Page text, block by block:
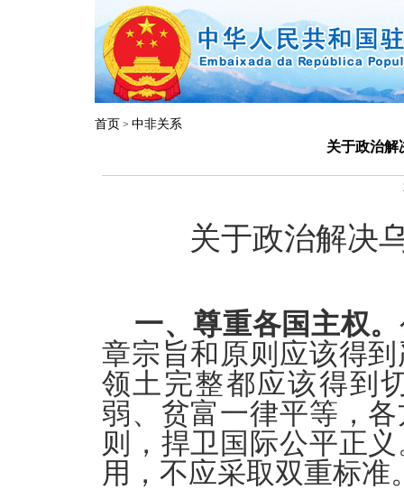
首页 > 中非关系
关于政治解
关于政治解决
一、尊重各国主权。
章宗旨和原则应该得
领土完整都应该得到
弱、贫富一律平等，
则，捍卫国际公平正
用，不应采取双重标准